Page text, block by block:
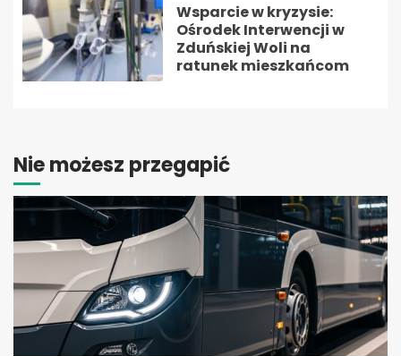
Wsparcie w kryzysie:
Ośrodek Interwencji w
Zduńskiej Woli na
ratunek mieszkańcom
Nie możesz przegapić